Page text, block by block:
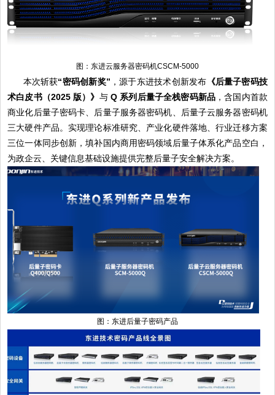
图：东进云服务器密码机CSCM-5000
本次斩获“密码创新奖” ，源于东进技术创新发布 《后量子密码技
术白皮书（2025 版）》 与Q 系列后量子全栈密码新品 ，含国内首款
商业化后量子密码卡、后量子服务器密码机、后量子云服务器密码机
三大硬件产品。实现理论标准研究、产业化硬件落地、行业迁移方案
三位一体同步创新，填补国内商用密码领域后量子体系化产品空白，
为政企云、关键信息基础设施提供完整后量子安全解决方案。
图：东进后量子密码产品